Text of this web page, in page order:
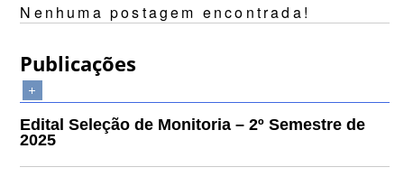
Nenhuma postagem encontrada!
Publicações
Edital Seleção de Monitoria – 2º Semestre de
2025